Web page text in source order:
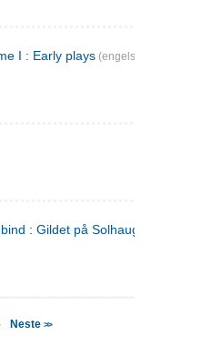
I : Early plays (engelsk)
: Gildet på Solhaug ; Olaf
Neste>>